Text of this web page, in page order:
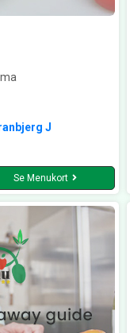
J
Se Menukort